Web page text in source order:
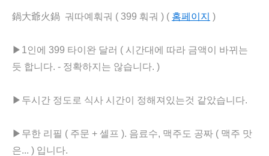
鍋大爺火鍋 궈따예훠궈 ( 399 훠궈 ) ( 홈페이지 )
▶ 1인에 399 타이완 달러 ( 시간대에 따라 금액이 바뀌는
듯 합니다. - 정확하지는 않습니다. )
▶ 두시간 정도로 식사 시간이 정해져있는것 같았습니다.
▶ 무한 리필 ( 주문 + 셀프 ). 음료수, 맥주도 공짜 ( 맥주 맛
은... ) 입니다.